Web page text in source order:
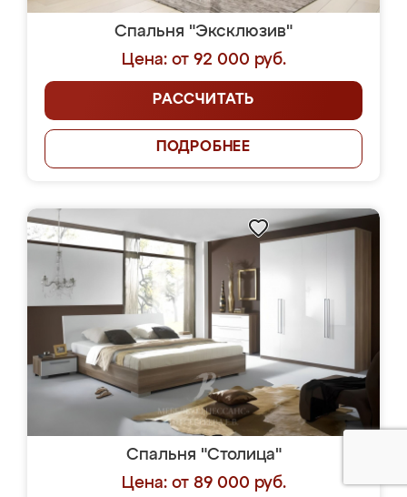
Спальня "Эксклюзив"
Цена: от 92 000 руб.
РАССЧИТАТЬ
ПОДРОБНЕЕ
Спальня "Столица"
Цена: от 89 000 руб.